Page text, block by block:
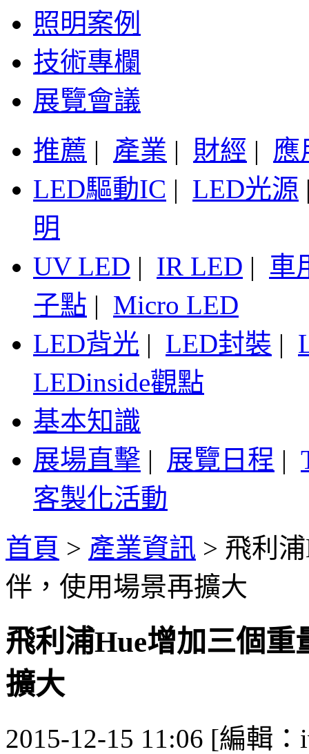
照明案例
技術專欄
展覽會議
推薦 | 產業 | 財經 | 應
LED驅動IC | LED光源
明
UV LED | IR LED | 車
子點 | Micro LED
LED背光 | LED封裝 |
LEDinside觀點
基本知識
展場直擊 | 展覽日程 |
客製化活動
首頁 > 產業資訊 > 飛利
伴，使用場景再擴大
飛利浦Hue增加三個
擴大
2015-12-15 11:06 [編輯：